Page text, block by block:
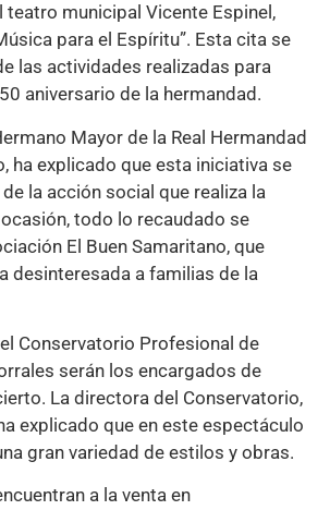
teatro municipal Vicente Espinel,
para el Espíritu”. Esta cita se
las actividades realizadas para
aniversario de la hermandad.
Mayor de la Real Hermandad
ha explicado que esta iniciativa se
la acción social que realiza la
todo lo recaudado se
El Buen Samaritano, que
desinteresada a familias de la
Conservatorio Profesional de
serán los encargados de
La directora del Conservatorio,
explicado que en este espectáculo
gran variedad de estilos y obras.
a la venta en